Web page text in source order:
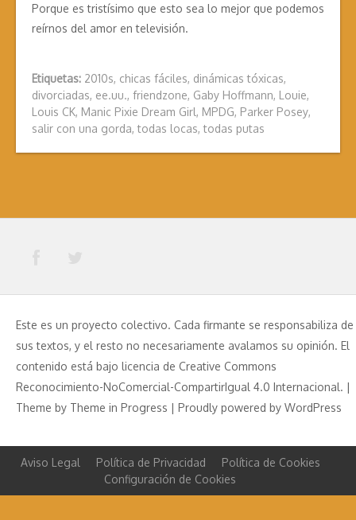
Porque es tristísimo que esto sea lo mejor que podemos
reírnos del amor en televisión.
Etiquetas: 2010s, chicas fáciles, dinámicas tóxicas,
divorciadas, ee.uu., friendzone, Gaby Hoffmann, Louie,
Louis CK, Manic Pixie Dream Girl, MPDG, Parker Posey,
salir con una gorda,todas locas,todas putas
Este es un proyecto colectivo. Cada firmante se responsabiliza de
sus textos, y el resto no necesariamente avalamos su opinión. El
contenido está bajo licencia de Creative Commons
Reconocimiento-NoComercial-CompartirIgual 4.0 Internacional. |
Theme by Theme in Progress | Proudly powered by WordPress
Aviso Legal Política de Privacidad
Política de Cookies
Configuración de Cookies